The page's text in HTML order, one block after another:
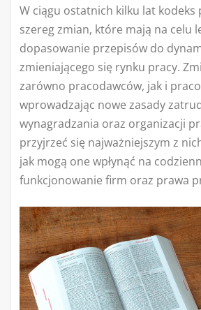
W ciągu ostatnich kilku lat kodeks
szereg zmian, które mają na celu
dopasowanie przepisów do
zmieniającego się rynku pracy.
zarówno pracodawców, jak i
wprowadzając nowe zasady
wynagradzania oraz organizacji
przyjrzeć się najważniejszym z
jak mogą one wpłynąć na
funkcjonowanie firm oraz prawa